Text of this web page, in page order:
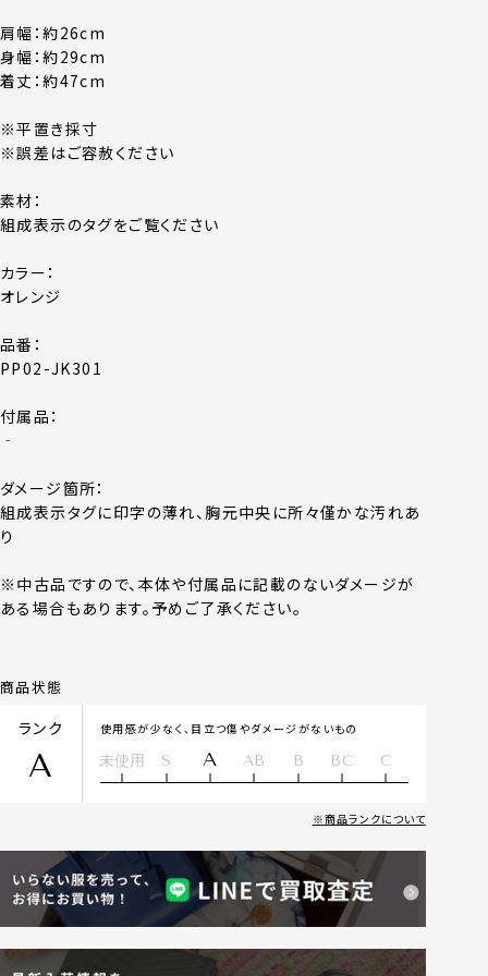
肩幅：約26cm
身幅：約29cm
着丈：約47cm
※平置き採寸
※誤差はご容赦ください
素材：
組成表示のタグをご覧ください
カラー：
オレンジ
品番：
PP02-JK301
付属品：
‐
ダメージ箇所：
組成表示タグに印字の薄れ、胸元中央に所々僅かな汚れあ
り
※中古品ですので、本体や付属品に記載のないダメージが
ある場合もあります。予めご了承ください。
商品状態
ランク
A
使用感が少なく、目立つ傷やダメージがないもの
未使用 S A AB B BC C
商品ランクについて